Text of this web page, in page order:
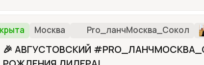
Москва Pro_ланчМосква_Сокол
🎉 АВГУСТОВСКИЙ